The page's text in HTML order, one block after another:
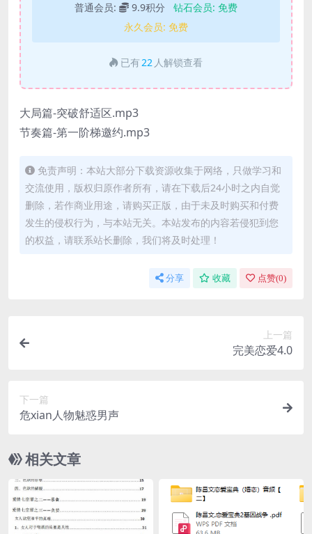
普通会员: 9.9积分 钻石会员: 免费
永久会员: 免费
已有22 人解锁查看
大局篇-突破舒适区.mp3
节奏篇-第一阶梯邀约.mp3
免责声明：本站大部分下载资源收集于网络，只做学习和
交流使用，版权归原作者所有，请在下载后24小时之内自觉
删除，若作商业用途，请购买正版，由于未及时购买和付费
发生的侵权行为，与本站无关。本站发布的内容若侵犯到您
的权益，请联系站长删除，我们将及时处理！
分享 收藏 点赞(0)
上一篇
完美恋爱4.0
下一篇
危xian人物魅惑男声
相关文章